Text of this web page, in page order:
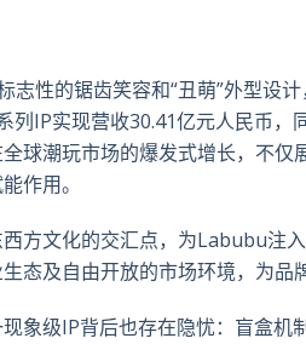
志性的锯齿笑容和“丑萌”外型设
列IP实现营收30.41亿元人民币，
球潮玩市场的爆发式增长，不仅
作用。
方文化的交汇点，为Labubu注
态及自由开放的市场环境，为品
象级IP背后也存在隐忧：盲盒机